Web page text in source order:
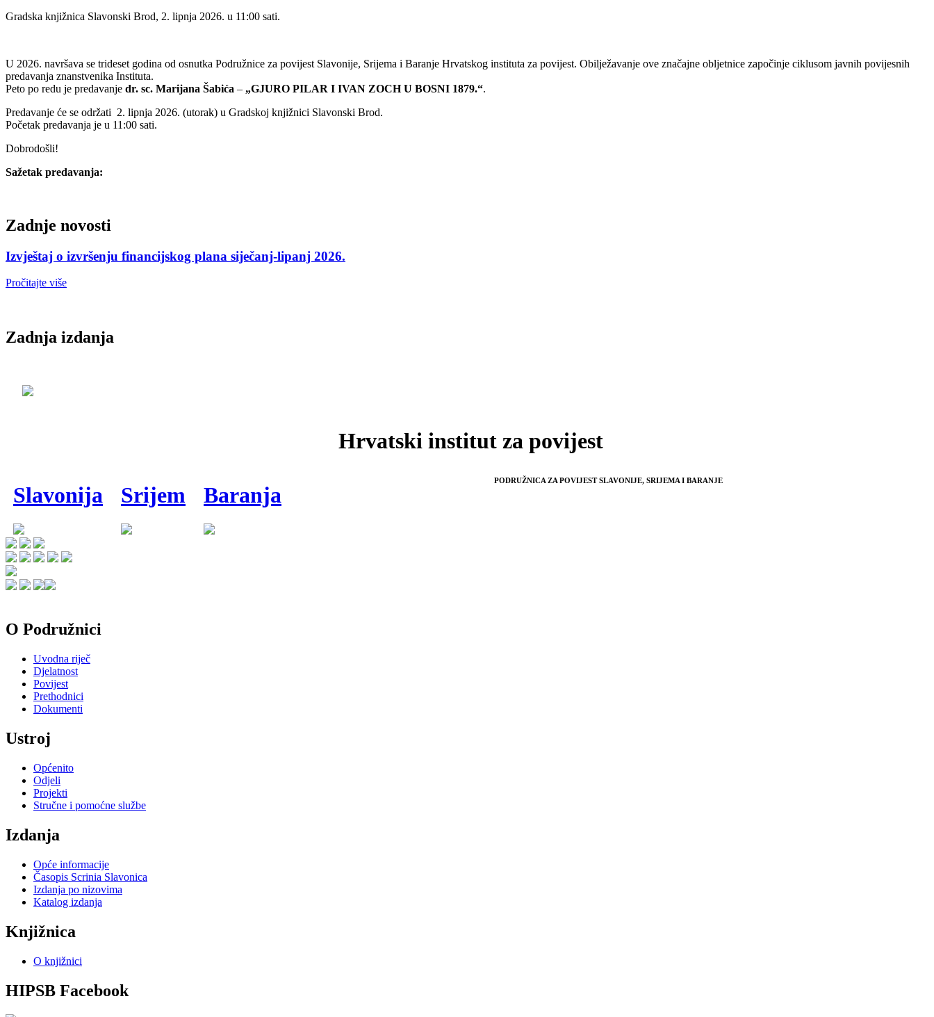
Gradska knjižnica Slavonski Brod, 2. lipnja 2026. u 11:00 sati.
U 2026. navršava se trideset godina od osnutka Podružnice za povijest Slavonije, Srijema i Baranje Hrvatskog instituta za povijest. Obilježavanje ove značajne obljetnice započinje ciklusom javnih povijesnih
predavanja znanstvenika Instituta.
Peto po redu je predavanje dr. sc. Marijana Šabića – „GJURO PILAR I IVAN ZOCH U BOSNI 1879.“.
Predavanje će se održati 2. lipnja 2026. (utorak) u Gradskoj knjižnici Slavonski Brod.
Početak predavanja je u 11:00 sati.
Dobrodošli!
Sažetak predavanja:
Zadnje novosti
Izvještaj o izvršenju financijskog plana siječanj-lipanj 2026.
Pročitajte više
Zadnja izdanja
Hrvatski institut za povijest
Slavonija Srijem Baranja
PODRUŽNICA ZA POVIJEST SLAVONIJE, SRIJEMA I BARANJE
O Podružnici
Uvodna riječ
Djelatnost
Povijest
Prethodnici
Dokumenti
Ustroj
Općenito
Odjeli
Projekti
Stručne i pomoćne službe
Izdanja
Opće informacije
Časopis Scrinia Slavonica
Izdanja po nizovima
Katalog izdanja
Knjižnica
O knjižnici
HIPSB Facebook